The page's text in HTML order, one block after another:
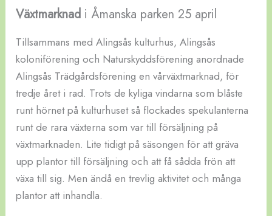
Växtmarknad i Åmanska parken 25 april
Tillsammans med Alingsås kulturhus, Alingsås
koloniförening och Naturskyddsförening anordnade
Alingsås Trädgårdsförening en vårväxtmarknad, för
tredje året i rad. Trots de kyliga vindarna som blåste
runt hörnet på kulturhuset så flockades spekulanterna
runt de rara växterna som var till försäljning på
växtmarknaden. Lite tidigt på säsongen för att gräva
upp plantor till försäljning och att få sådda frön att
växa till sig. Men ändå en trevlig aktivitet och många
plantor att inhandla.